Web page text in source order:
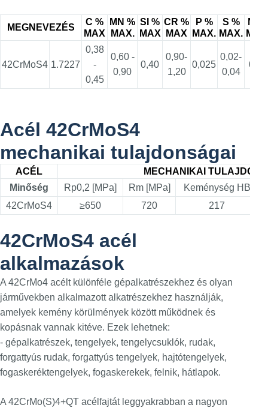
MEGNEVEZÉS
C %
MAX
MN %
MAX.
SI %
MAX
CR %
MAX
P %
MAX.
S %
MAX.
NI %
42CrMoS4 1.7227
0,38
-
0,45
0,60 -
0,90
0,40
0,90-
1,20
0,025
0,02-
0,04
0,30
Acél 42CrMoS4
mechanikai tulajdonságai
ACÉL
MECHANIKAI
Minőség
Rp0,2 [MPa] Rm [MPa] Keménység HB
42CrMoS4
≥650 720 217
42CrMoS4 acél
alkalmazások
A 42CrMo4 acélt különféle gépalkatrészekhez és olyan
járművekben alkalmazott alkatrészekhez használják,
amelyek kemény körülmények között működnek és
kopásnak vannak kitéve. Ezek lehetnek:
- gépalkatrészek, tengelyek, tengelycsuklók, rudak,
forgattyús rudak, forgattyús tengelyek, hajtótengelyek,
fogaskeréktengelyek, fogaskerekek, felnik, hátlapok.
A 42CrMo(S)4+QT acélfajtát leggyakrabban a nagyon